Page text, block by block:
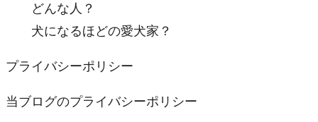
どんな人？
犬になるほどの愛犬家？
プライバシーポリシー
当ブログのプライバシーポリシー